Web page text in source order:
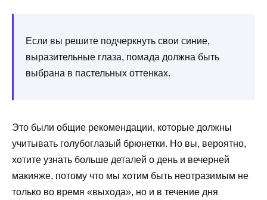
Если вы решите подчеркнуть свои синие,
выразительные глаза, помада должна быть
выбрана в пастельных оттенках.
Это были общие рекомендации, которые должны
учитывать голубоглазый брюнетки. Но вы, вероятно,
хотите узнать больше деталей о день и вечерней
макияже, потому что мы хотим быть неотразимым не
только во время «выхода», но и в течение дня